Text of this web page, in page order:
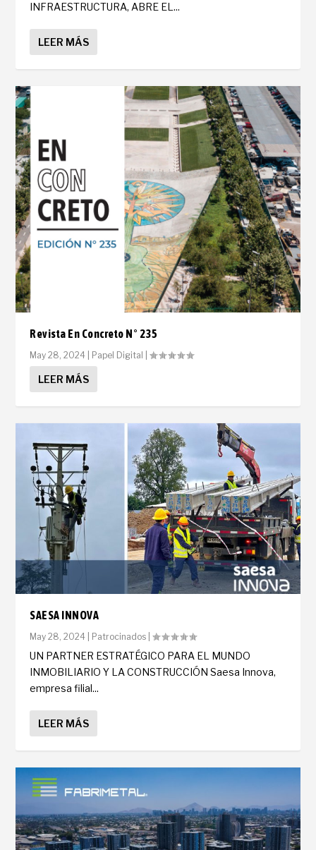
INFRAESTRUCTURA, ABRE EL...
LEER MÁS
Revista En Concreto N° 235
May 28, 2024 Papel Digital |
LEER MÁS
SAESA INNOVA
May 28, 2024 Patrocinados |
UN PARTNER ESTRATÉGICO PARA EL MUNDO
INMOBILIARIO Y LA CONSTRUCCIÓN Saesa Innova,
empresa filial...
LEER MÁS